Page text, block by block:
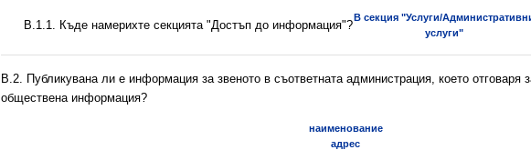
В.1.1. Къде намерихте секцията "Достъп до информация"?
В секция "Услуги/
услуги"
В.2. Публикувана ли е информация за звеното в съответната администрация, което отговаря
обществена информация?
наименование
адрес